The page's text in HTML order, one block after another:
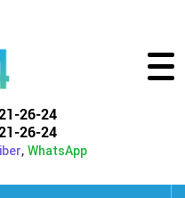
26-24
26-24
, WhatsApp